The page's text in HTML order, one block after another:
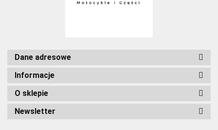
Dane adresowe
Informacje
O sklepie
Newsletter